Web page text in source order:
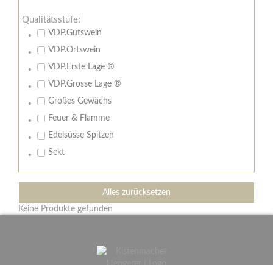
Qualitätsstufe:
VDP.Gutswein
VDP.Ortswein
VDP.Erste Lage ®
VDP.Grosse Lage ®
Großes Gewächs
Feuer & Flamme
Edelsüsse Spitzen
Sekt
Alles zurücksetzen
Keine Produkte gefunden